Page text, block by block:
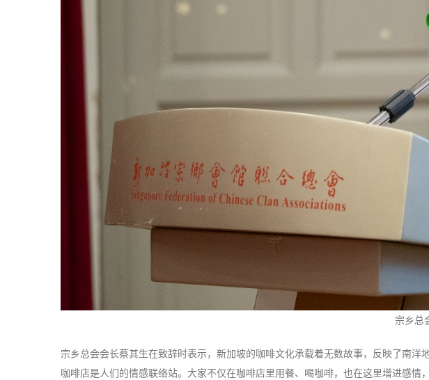
宗乡总
宗乡总会会长蔡其生在致辞时表示，新加坡的咖啡文化承载着无数故事，反映了南
咖啡店是人们的情感联络站。大家不仅在咖啡店里用餐、喝咖啡，也在这里增进感